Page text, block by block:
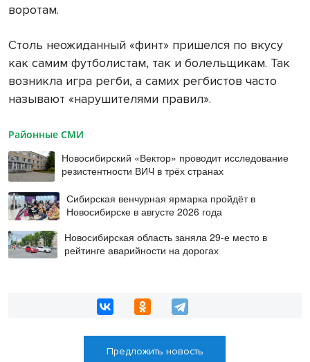
воротам.
Столь неожиданный «финт» пришелся по вкусу
как самим футболистам, так и болельщикам. Так
возникла игра регби, а самих регбистов часто
называют «нарушителями правил».
Районные СМИ
Новосибирский «Вектор» проводит исследование
резистентности ВИЧ в трёх странах
Сибирская венчурная ярмарка пройдёт в
Новосибирске в августе 2026 года
Новосибирская область заняла 29-е место в
рейтинге аварийности на дорогах
Предложить новость